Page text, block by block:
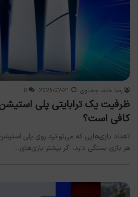
رضا خلف چعباوی 2026-02-21
0
کافی است؟
هر بازی بستگی دارد. اگر بیشتر بازی‌های…